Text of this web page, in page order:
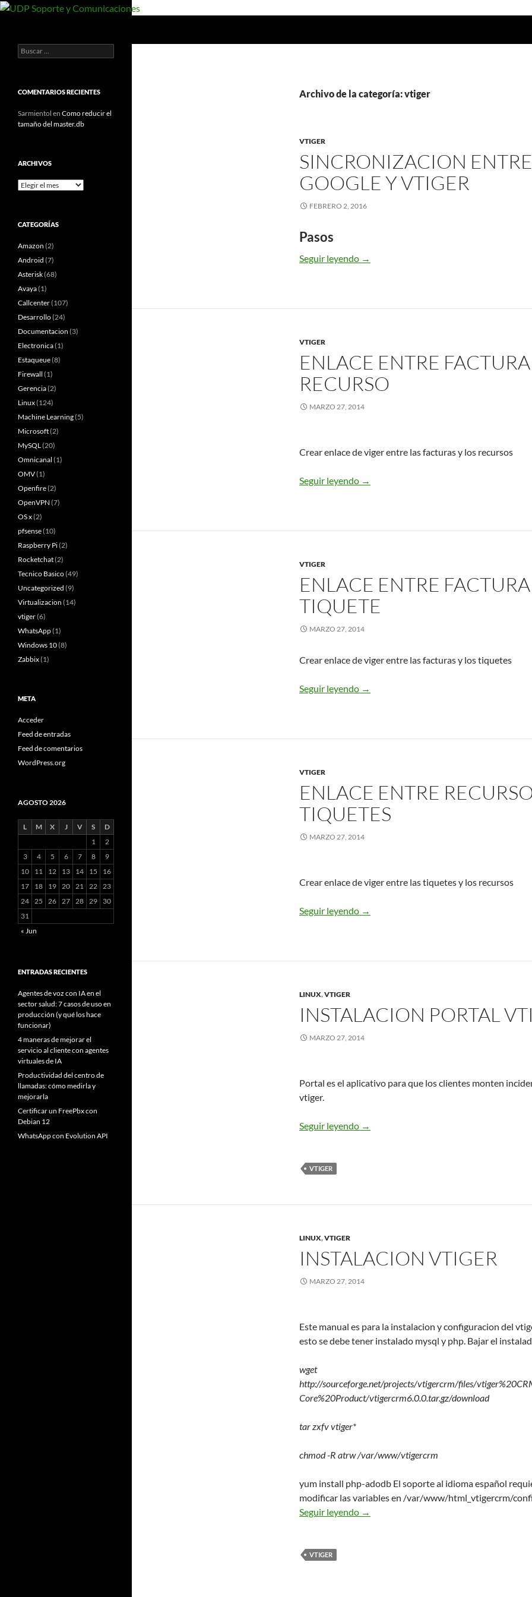
Saltar
Archivo de la categoría: vtiger
VTIGER
SINCRONIZACION ENTRE
GOOGLE Y VTIGER
FEBRERO 2, 2016
Pasos
Seguir leyendo Sincronizacion entre Google y vTiger
→
VTIGER
ENLACE ENTRE
RECURSO
MARZO 27, 2014
Crear enlace de viger entre las facturas y los recursos
Seguir leyendo ENLACE ENTRE FACTURA Y RECURSO
→
VTIGER
ENLACE ENTRE
TIQUETE
MARZO 27, 2014
Crear enlace de viger entre las facturas y los tiquetes
Seguir leyendo ENLACE ENTRE FACTURA Y TIQUETE
→
VTIGER
ENLACE ENTRE
TIQUETES
MARZO 27, 2014
Crear enlace de viger entre las tiquetes y los recursos
Seguir leyendo ENLACE ENTRE RECURSOS Y TIQUETES
→
LINUX,VTIGER
INSTALACION PORTAL
MARZO 27, 2014
Portal es el aplicativo para que los clientes monten
vtiger.
Seguir leyendo Instalacion Portal Vtiger
→
VTIGER
LINUX,VTIGER
INSTALACION VTIGER
MARZO 27, 2014
Este manual es para la instalacion y configuracion del
esto se debe tener instalado mysql y php. Bajar el
wget
http://sourceforge.net/projects/vtigercrm/files/
Core%20Product/vtigercrm6.0.0.tar.gz/download
tar zxfv vtiger*
chmod -R atrw /var/www/vtigercrm
yum install php-adodb El soporte al idioma español
modificar las variables en /var/www/html_vtigercrm/
Seguir leyendo Instalacion VTIGER
→
VTIGER
Documentos y manuales de UDP
Buscar:
COMENTARIOS RECIENTES
Sarmientol en Como reducir el
tamaño del master.db
ARCHIVOS
Archivos
CATEGORÍAS
Amazon (2)
Android (7)
Asterisk(68)
Avaya(1)
Callcenter(107)
Desarrollo(24)
Documentacion (3)
Electronica(1)
Estaqueue(8)
Firewall (1)
Gerencia(2)
Linux(124)
Machine Learning(5)
Microsoft(2)
MySQL (20)
Omnicanal (1)
OMV(1)
Openfire(2)
OpenVPN (7)
OS x(2)
pfsense(10)
Raspberry Pi(2)
Rocketchat(2)
Tecnico Basico(49)
Uncategorized (9)
Virtualizacion (14)
vtiger(6)
WhatsApp(1)
Windows 10(8)
Zabbix(1)
META
Acceder
Feed de entradas
Feed de comentarios
WordPress.org
AGOSTO 2026
L M X J V S
D
1
2
3
4 5 6 7 8
9
10
11 12 13 14 15
16
17
18 19 20 21 22
23
24
25 26 27 28 29
30
31
« Jun
ENTRADAS RECIENTES
Agentes de voz con IA en el
sector salud: 7 casos de uso en
producción (y qué los hace
funcionar)
4 maneras de mejorar el
servicio al cliente con agentes
virtuales de IA
Productividad del centro de
llamadas: cómo medirla y
mejorarla
Certificar un FreePbx con
Debian 12
WhatsApp con Evolution API